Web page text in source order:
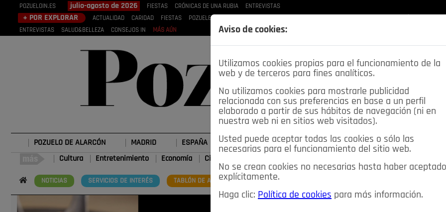
POZUELOIN.ES julio-agosto de 2026 FIESTAS CRÓNICAS DE UNA RUBIA ENTREVISTAS
+ POR EXPLORAR ACTUALIDAD CARIDAD FIESTAS POZUELEROS CRÓNICAS DE
ENTREVISTAS
SALUD&BELLEZA CONSEJOS IN MÁS AÚN
POZUELO DE ALARCÓN MADRID ESPAÑA DEPORTES OPINIÓN IN SALUD 🔴 EN DIRECTO
Cultura Entretenimiento Economía Ciencia&Tecnología
NOTICIAS SERVICIOS DE INTERÉS TABLÓN DE ANUNCIOS MIS ANUNCIOS
Aviso de cookies:
Utilizamos cookies propias para el funcionamiento de la
web y de terceros para fines analíticos.
No utilizamos cookies para mostrarle publicidad
relacionada con sus preferencias en base a un perfil
elaborado a partir de sus hábitos de navegación (ni en
nuestra web ni en sitios web visitados).
Usted puede aceptar todas las cookies o sólo las
necesarias para el funcionamiento del sitio web.
No se crean cookies no necesarias hasta haber aceptado
explícitamente.
Haga clic: Política de cookies para más información.